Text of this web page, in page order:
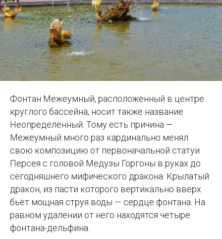
Фонтан Межеумный, расположенный в центре
круглого бассейна, носит также название
Неопределённый. Тому есть причина —
Межеумный много раз кардинально менял
свою композицию от первоначальной статуи
Персея с головой Медузы Горгоны в руках до
сегодняшнего мифического дракона. Крылатый
дракон, из пасти которого вертикально вверх
бьёт мощная струя воды — сердце фонтана. На
равном удалении от него находятся четыре
фонтана-дельфина.